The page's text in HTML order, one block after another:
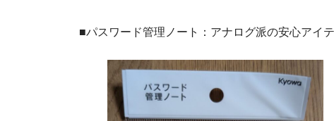
■パスワード管理ノート：アナログ派の安心アイ